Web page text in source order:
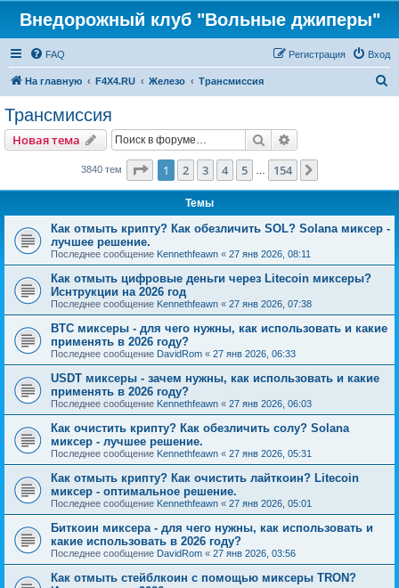
Внедорожный клуб "Вольные джиперы"
FAQ Вход
Регистрация
На главную F4X4.RU Железо Трансмиссия
Трансмиссия
Новая тема Поиск
3840 тем Страница из 154
1 2 3 4 5 154
Темы
Как отмыть крипту? Как обезличить SOL? Solana миксер -
лучшее решение.
Последнее сообщение Kennethfeawn « 27 янв 2026, 08:11
Как отмыть цифровые деньги через Litecoin миксеры?
Иснтрукции на 2026 год
Последнее сообщение Kennethfeawn « 27 янв 2026, 07:38
BTC миксеры - для чего нужны, как использовать и какие
применять в 2026 году?
Последнее сообщение DavidRom « 27 янв 2026, 06:33
USDT миксеры - зачем нужны, как использовать и какие
применять в 2026 году?
Последнее сообщение Kennethfeawn « 27 янв 2026, 06:03
Как очистить крипту? Как обезличить солу? Solana
миксер - лучшее решение.
Последнее сообщение Kennethfeawn « 27 янв 2026, 05:31
Как отмыть крипту? Как очистить лайткоин? Litecoin
миксер - оптимальное решение.
Последнее сообщение Kennethfeawn « 27 янв 2026, 05:01
Биткоин миксера - для чего нужны, как использовать и
какие использовать в 2026 году?
Последнее сообщение DavidRom « 27 янв 2026, 03:56
Как отмыть стейблкоин с помощью миксеры TRON?